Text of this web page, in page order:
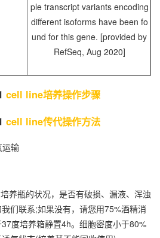
ple transcript variants encoding
different isoforms have been fo
und for this gene. [provided by
RefSeq, Aug 2020]
cell line培养操作步骤
cell line传代操作方法
运输
养瓶的状况，是否有破损、漏液、浑浊
们联系;如果没有，请您用75%酒精消
度培养箱静置4h。细胞密度小于80%